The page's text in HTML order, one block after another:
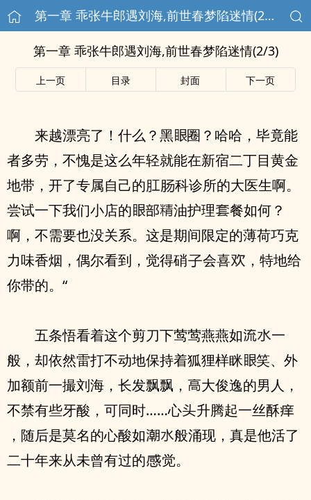
第一章 乖张牛郎遇刘海,前世春梦陷迷情(2/3)
第一章 乖张牛郎遇刘海,前世春梦陷迷情(2/3)
上一页 目录 封面 下一页
来越漂亮了！什么？黑
圈？哈哈，毕竟能
者多劳，不愧是这么年轻就能在新宿二丁目黄金
地带，开了专属自己的
科诊所的大医生啊。
尝试一下我们小店的
油护理
餐如何？
啊，不需要也没关系。这是期间限定的薄荷巧克
力味香烟，偶尔看到，觉得硝
会喜
，特地给
你带的。“
五条悟看着这个剪刀下莺莺燕燕如
一
般，却依然雷打不动地保持着狐狸样眯
笑、外
加额前一撮刘海，长发飘飘，
大俊逸的男人，
不禁有些牙酸，可同时……心
升腾起一丝酥
，随后是莫名的心酸如
般涌现，真是他活了
二十年来从未曾有过的
觉。